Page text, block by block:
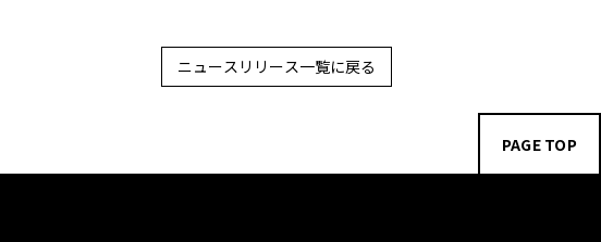
ニュースリリース一覧に戻る
PAGE TOP